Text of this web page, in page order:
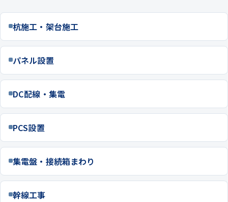
杭施工・架台施工
パネル設置
DC配線・集電
PCS設置
集電盤・接続箱まわり
幹線工事